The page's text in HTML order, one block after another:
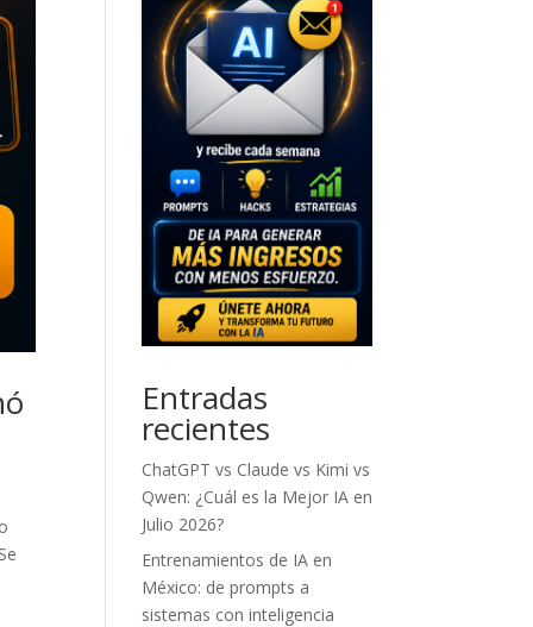
Entradas
recientes
ChatGPT vs Claude vs Kimi vs
Qwen: ¿Cuál es la Mejor IA en
Julio 2026?
Entrenamientos de IA en
México: de prompts a
sistemas con inteligencia